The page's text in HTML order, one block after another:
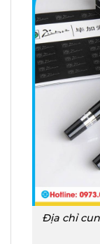
Địa chỉ